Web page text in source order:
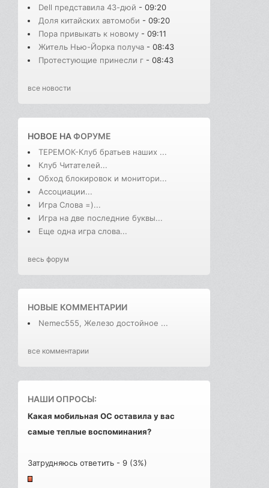
Dell представила 43-дюй - 09:20
Доля китайских автомоби - 09:20
Пора привыкать к новому - 09:11
Житель Нью-Йорка получа - 08:43
Протестующие принесли г - 08:43
все новости
НОВОЕ НАФОРУМЕ
ТЕРЕМОК-Клуб братьев наших ...
Клуб Читателей...
Обход блокировок и монитори...
Ассоциации...
Игра Слова =)...
Игра на две последние буквы...
Еще одна игра слова...
весь форум
НОВЫЕ КОММЕНТАРИИ
Nemec555, Железо достойное ...
все комментарии
НАШИ ОПРОСЫ:
Какая мобильная ОС оставила у вас
самые теплые воспоминания?
Затрудняюсь ответить - 9 (3%)